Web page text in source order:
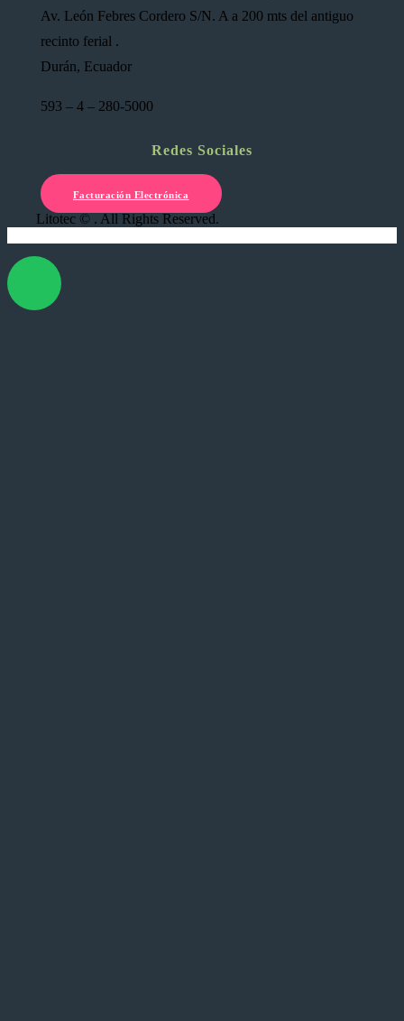
Av. León Febres Cordero S/N. A a 200 mts del antiguo
recinto ferial .
Durán, Ecuador
593 – 4 – 280-5000
Redes Sociales
Facturación Electrónica
Litotec © . All Rights Reserved.